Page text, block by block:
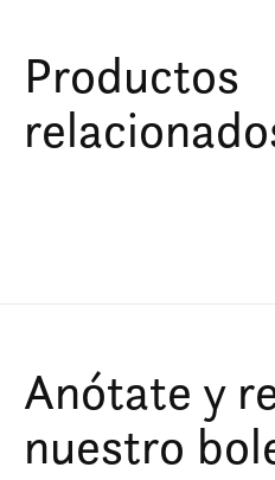
Productos
Anótate y
nuestro